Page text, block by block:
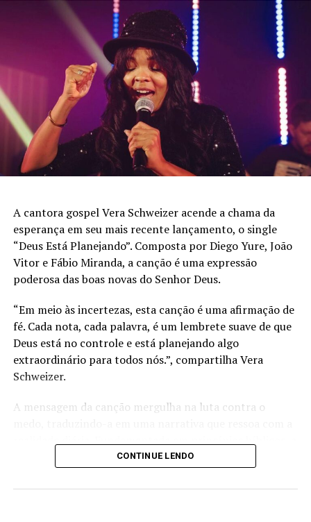
A cantora gospel Vera Schweizer acende a chama da
esperança em seu mais recente lançamento, o single
“Deus Está Planejando”. Composta por Diego Yure, João
Vitor e Fábio Miranda, a canção é uma expressão
poderosa das boas novas do Senhor Deus.
“Em meio às incertezas, esta canção é uma afirmação de
fé. Cada nota, cada palavra, é um lembrete suave de que
Deus está no controle e está planejando algo
extraordinário para todos nós.”, compartilha Vera
Schweizer.
A mensagem da canção mergulha na luta contra o
música é clara e objetiva, oferecendo esperança e
direcionamento espiritual em tempos difíceis. O
videoclipe da canção foi gravado em sua cidade natal,
CONTINUE LENDO